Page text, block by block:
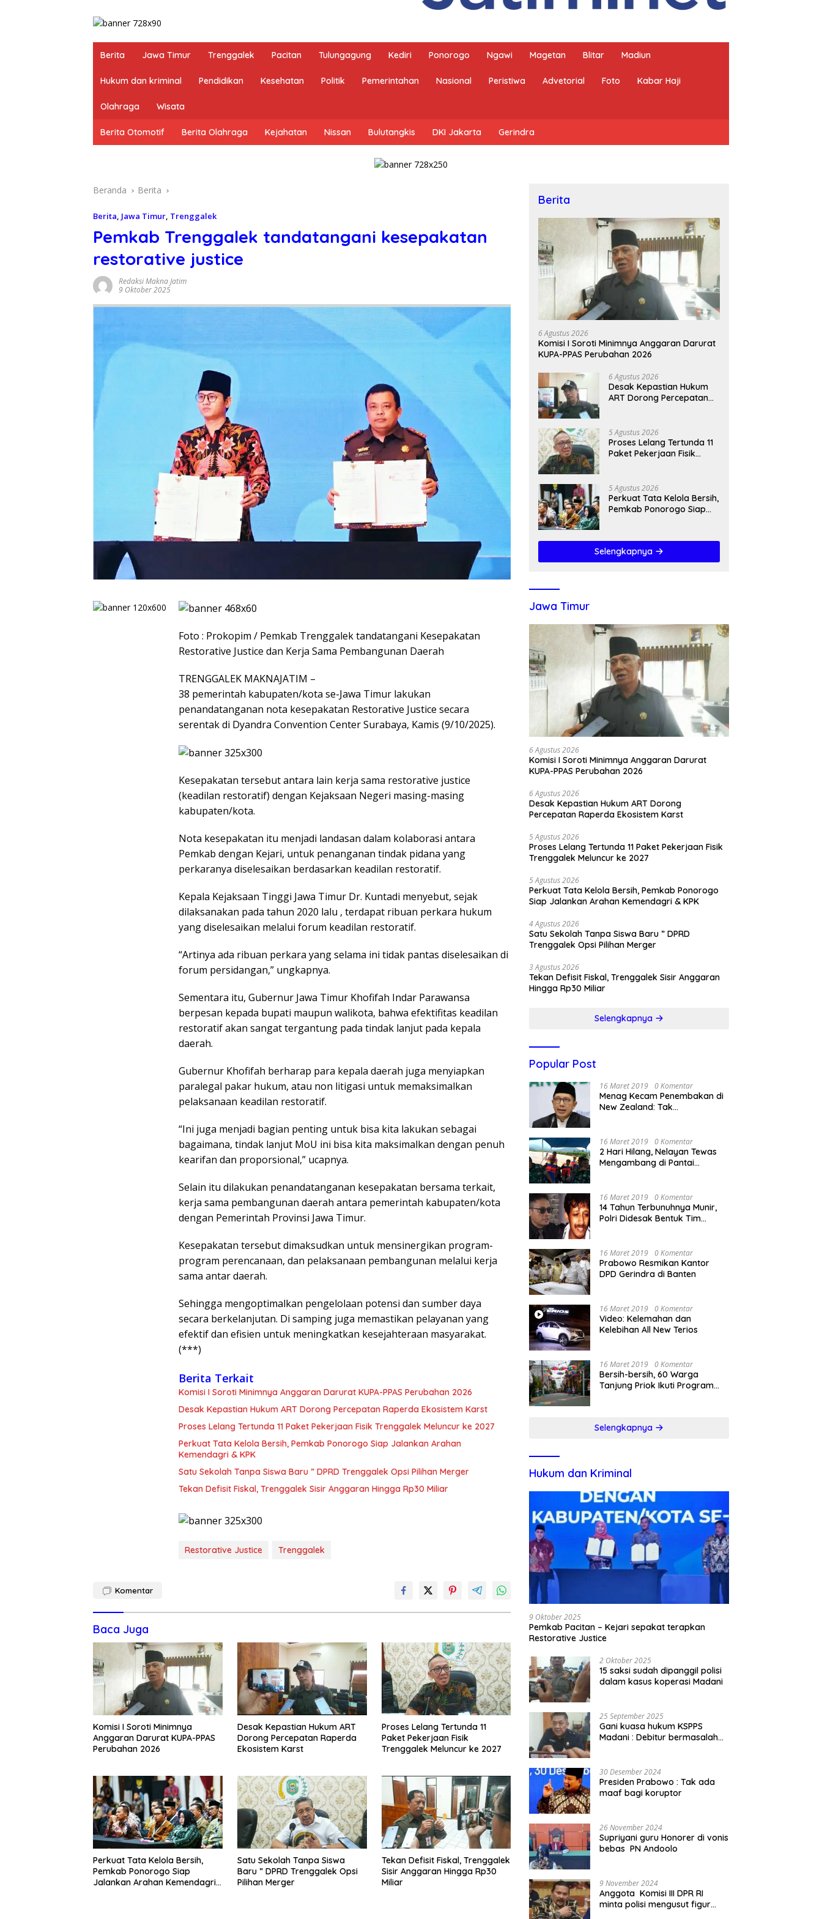
Berita Jawa Timur Trenggalek Pacitan Tulungagung Kediri Ponorogo Ngawi Magetan Blitar Madiun
Hukum dan kriminal Pendidikan Kesehatan Politik Pemerintahan Nasional Peristiwa Advetorial Foto Kabar Haji
Olahraga Wisata
Berita Otomotif Berita Olahraga Kejahatan Nissan Bulutangkis DKI Jakarta Gerindra
Beranda Berita
Berita, Jawa Timur, Trenggalek
Pemkab Trenggalek tandatangani kesepakatan
restorative justice
Redaksi Makna Jatim
9 Oktober 2025
Foto : Prokopim / Pemkab Trenggalek tandatangani Kesepakatan
Restorative Justice dan Kerja Sama Pembangunan Daerah
TRENGGALEK MAKNAJATIM –
38 pemerintah kabupaten/kota se-Jawa Timur lakukan
penandatanganan nota kesepakatan Restorative Justice secara
serentak di Dyandra Convention Center Surabaya, Kamis (9/10/2025).
Kesepakatan tersebut antara lain kerja sama restorative justice
(keadilan restoratif) dengan Kejaksaan Negeri masing-masing
kabupaten/kota.
Nota kesepakatan itu menjadi landasan dalam kolaborasi antara
Pemkab dengan Kejari, untuk penanganan tindak pidana yang
perkaranya diselesaikan berdasarkan keadilan restoratif.
Kepala Kejaksaan Tinggi Jawa Timur Dr. Kuntadi menyebut, sejak
dilaksanakan pada tahun 2020 lalu , terdapat ribuan perkara hukum
yang diselesaikan melalui forum keadilan restoratif.
“Artinya ada ribuan perkara yang selama ini tidak pantas diselesaikan di
forum persidangan,” ungkapnya.
Sementara itu, Gubernur Jawa Timur Khofifah Indar Parawansa
berpesan kepada bupati maupun walikota, bahwa efektifitas keadilan
restoratif akan sangat tergantung pada tindak lanjut pada kepala
daerah.
Gubernur Khofifah berharap para kepala daerah juga menyiapkan
paralegal pakar hukum, atau non litigasi untuk memaksimalkan
pelaksanaan keadilan restoratif.
“Ini juga menjadi bagian penting untuk bisa kita lakukan sebagai
bagaimana, tindak lanjut MoU ini bisa kita maksimalkan dengan penuh
kearifan dan proporsional,” ucapnya.
Selain itu dilakukan penandatanganan kesepakatan bersama terkait,
kerja sama pembangunan daerah antara pemerintah kabupaten/kota
dengan Pemerintah Provinsi Jawa Timur.
Kesepakatan tersebut dimaksudkan untuk mensinergikan program-
program perencanaan, dan pelaksanaan pembangunan melalui kerja
sama antar daerah.
Sehingga mengoptimalkan pengelolaan potensi dan sumber daya
secara berkelanjutan. Di samping juga memastikan pelayanan yang
efektif dan efisien untuk meningkatkan kesejahteraan masyarakat.
(***)
Berita Terkait
Komisi I Soroti Minimnya Anggaran Darurat KUPA-PPAS Perubahan 2026
Desak Kepastian Hukum ART Dorong Percepatan Raperda Ekosistem Karst
Proses Lelang Tertunda 11 Paket Pekerjaan Fisik Trenggalek Meluncur ke 2027
Perkuat Tata Kelola Bersih, Pemkab Ponorogo Siap Jalankan Arahan
Kemendagri & KPK
Satu Sekolah Tanpa Siswa Baru ” DPRD Trenggalek Opsi Pilihan Merger
Tekan Defisit Fiskal, Trenggalek Sisir Anggaran Hingga Rp30 Miliar
Restorative Justice Trenggalek
Komentar
Baca Juga
Komisi I Soroti Minimnya
Anggaran Darurat KUPA-PPAS
Perubahan 2026
Desak Kepastian Hukum ART
Dorong Percepatan Raperda
Ekosistem Karst
Proses Lelang Tertunda 11
Paket Pekerjaan Fisik
Trenggalek Meluncur ke 2027
Perkuat Tata Kelola Bersih,
Pemkab Ponorogo Siap
Jalankan Arahan Kemendagri
Satu Sekolah Tanpa Siswa
Baru ” DPRD Trenggalek Opsi
Pilihan Merger
Tekan Defisit Fiskal, Trenggalek
Sisir Anggaran Hingga Rp30
Miliar
Berita
6 Agustus 2026
Komisi I Soroti Minimnya Anggaran Darurat
KUPA-PPAS Perubahan 2026
6 Agustus 2026
Desak Kepastian Hukum
ART Dorong Percepatan
5 Agustus 2026
Proses Lelang Tertunda 11
Paket Pekerjaan Fisik
5 Agustus 2026
Perkuat Tata Kelola Bersih,
Pemkab Ponorogo Siap
Selengkapnya
Jawa Timur
6 Agustus 2026
Komisi I Soroti Minimnya Anggaran Darurat
KUPA-PPAS Perubahan 2026
6 Agustus 2026
Desak Kepastian Hukum ART Dorong
Percepatan Raperda Ekosistem Karst
5 Agustus 2026
Proses Lelang Tertunda 11 Paket Pekerjaan Fisik
Trenggalek Meluncur ke 2027
5 Agustus 2026
Perkuat Tata Kelola Bersih, Pemkab Ponorogo
Siap Jalankan Arahan Kemendagri & KPK
4 Agustus 2026
Satu Sekolah Tanpa Siswa Baru ” DPRD
Trenggalek Opsi Pilihan Merger
3 Agustus 2026
Tekan Defisit Fiskal, Trenggalek Sisir Anggaran
Hingga Rp30 Miliar
Selengkapnya
Popular Post
16 Maret 2019 0 Komentar
Menag Kecam Penembakan di
New Zealand: Tak
16 Maret 2019 0 Komentar
2 Hari Hilang, Nelayan Tewas
Mengambang di Pantai
16 Maret 2019 0 Komentar
14 Tahun Terbunuhnya Munir,
Polri Didesak Bentuk Tim
16 Maret 2019 0 Komentar
Prabowo Resmikan Kantor
DPD Gerindra di Banten
16 Maret 2019 0 Komentar
Video: Kelemahan dan
Kelebihan All New Terios
16 Maret 2019 0 Komentar
Bersih-bersih, 60 Warga
Tanjung Priok Ikuti Program
Selengkapnya
Hukum dan Kriminal
9 Oktober 2025
Pemkab Pacitan – Kejari sepakat terapkan
Restorative Justice
2 Oktober 2025
15 saksi sudah dipanggil polisi
dalam kasus koperasi Madani
25 September 2025
Gani kuasa hukum KSPPS
Madani : Debitur bermasalah
30 Desember 2024
Presiden Prabowo : Tak ada
maaf bagi koruptor
26 November 2024
Supriyani guru Honorer di vonis
bebas PN Andoolo
9 November 2024
Anggota Komisi III DPR RI
minta polisi mengusut figur